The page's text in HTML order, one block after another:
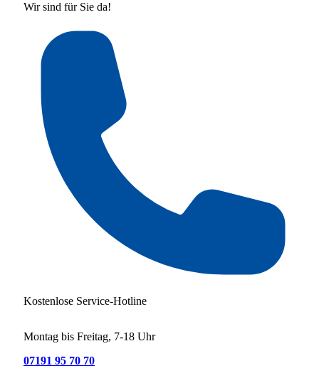
Wir sind für Sie da!
Kostenlose Service-Hotline
Montag bis Freitag, 7-18 Uhr
07191 95 70 70